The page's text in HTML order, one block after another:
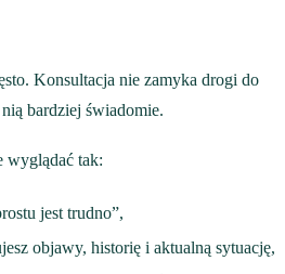
Konsultacja nie zamyka drogi do
bardziej świadomie.
wyglądać tak:
jest trudno”,
objawy, historię i aktualną sytuację,